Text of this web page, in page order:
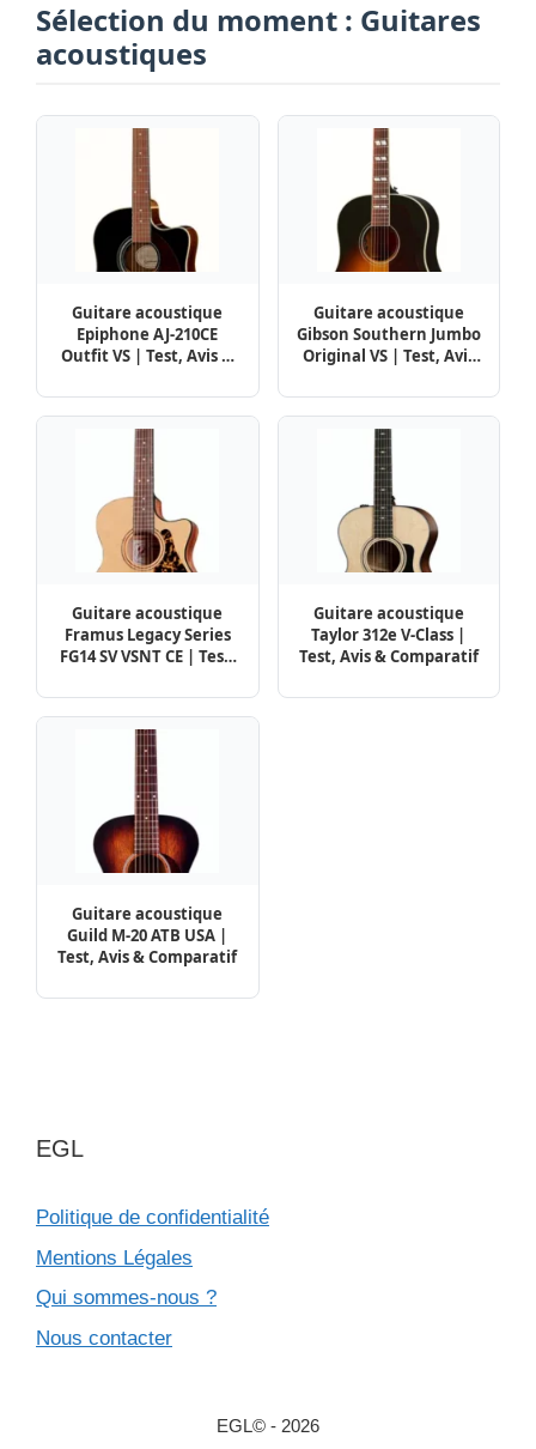
Sélection du moment : Guitares
acoustiques
Guitare acoustique
Epiphone AJ-210CE
Outfit VS | Test, Avis &
Guitare acoustique
Gibson Southern Jumbo
Original VS | Test, Avis
Guitare acoustique
Framus Legacy Series
FG14 SV VSNT CE | Test,
Guitare acoustique
Taylor 312e V-Class |
Test, Avis & Comparatif
Guitare acoustique
Guild M-20 ATB USA |
Test, Avis & Comparatif
EGL
Politique de confidentialité
Mentions Légales
Qui sommes-nous ?
Nous contacter
EGL© - 2026